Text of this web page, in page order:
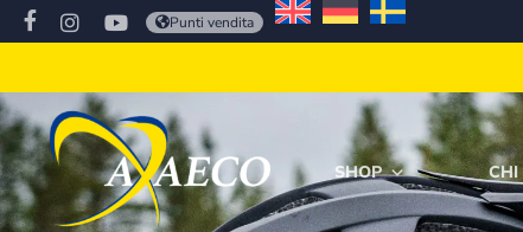
Punti vendita
SHOP CHI